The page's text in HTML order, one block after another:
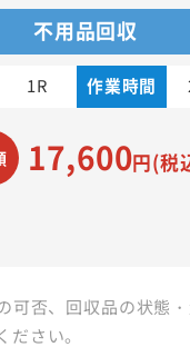
不用品回収
1R 作業時間
17,600円(税
否、回収品の状態
さい。